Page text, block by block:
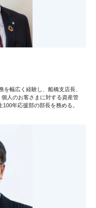
幅広く経験し、船橋支店長、
人のお客さまに対する資産管
年応援部の部長を務める。